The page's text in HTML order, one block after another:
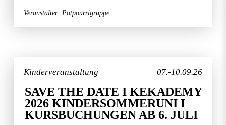
Veranstalter: Potpourrigruppe
07.-10.09.26
Kinderveranstaltung
SAVE THE DATE I KEKADEMY
2026 KINDERSOMMERUNI I
KURSBUCHUNGEN AB 6. JULI